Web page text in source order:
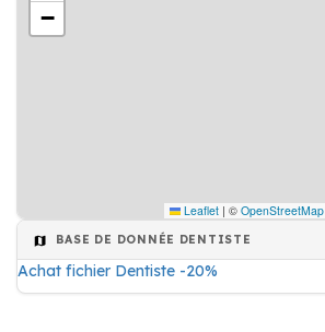
−
Leaflet | © OpenStreetMap
BASE DE DONNÉE DENTISTE
Achat fichier Dentiste -20%